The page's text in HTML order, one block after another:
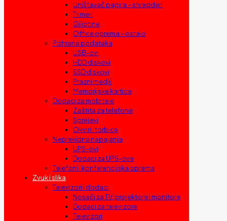
Uništavač papira – shredderi
Trimeri
Giljotine
Office oprema – ostalo
Pohrana podataka
USB-ovi
HDD diskovi
SSD diskovi
Prazni mediji
Memorijske kartice
Dodaci za mobitele
Zaštita za telefone
Sprejevi
Okviri i torbice
Neprekidna napajanja
UPS-ovi
Dodaci za UPS-ove
Telefoni i konferencijska oprema
Zvuk i slika
Televizori i dodaci
Nosači za TV, projektore i monitore
Dodaci za televizore
Televizori